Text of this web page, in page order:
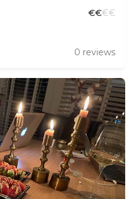
€€€€
0 reviews